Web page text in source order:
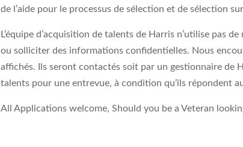
de l’aide pour le processus de sélection et de sélection
L’équipe d’acquisition de talents de Harris n’utilise pas
ou solliciter des informations confidentielles. Nous
affichés. Ils seront contactés soit par un gestionnaire de
talents pour une entrevue, à condition qu’ils répondent
All Applications welcome, Should you be a Veteran